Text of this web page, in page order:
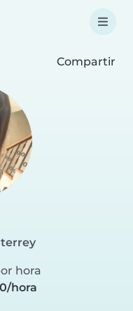
Compartir
hora
hora